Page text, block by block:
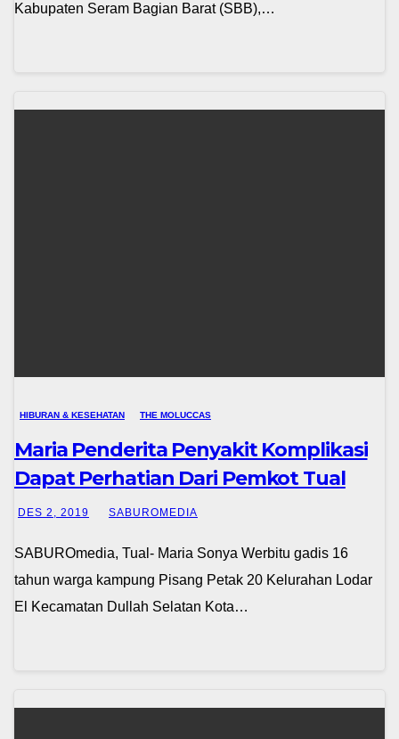
Kabupaten Seram Bagian Barat (SBB),…
HIBURAN & KESEHATAN THE MOLUCCAS
Maria Penderita Penyakit Komplikasi
Dapat Perhatian Dari Pemkot Tual
DES 2, 2019 SABUROMEDIA
SABUROmedia, Tual- Maria Sonya Werbitu gadis 16
tahun warga kampung Pisang Petak 20 Kelurahan Lodar
El Kecamatan Dullah Selatan Kota…